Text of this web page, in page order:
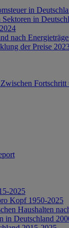
in
Sektoren in
nach
der Preise
Fortschritt
2025
Kopf 1950-2025
Haushalten
in Deutschland